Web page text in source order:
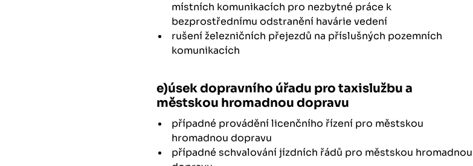
místních komunikacích pro nezbytné práce k
bezprostřednímu odstranění havárie vedení
rušení železničních přejezdů na příslušných pozemních
komunikacích
e)úsek dopravního úřadu pro taxislužbu a
městskou hromadnou dopravu
případné provádění licenčního řízení pro městskou
hromadnou dopravu
případné schvalování jízdních řádů pro městskou hromadnou